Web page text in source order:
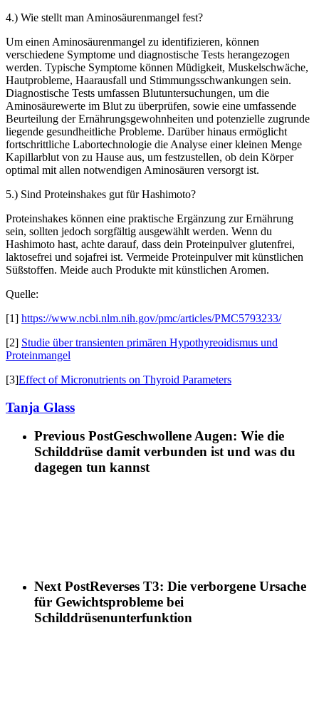
4.) Wie stellt man Aminosäurenmangel fest?
Um einen Aminosäurenmangel zu identifizieren, können
verschiedene Symptome und diagnostische Tests herangezogen
werden. Typische Symptome können Müdigkeit, Muskelschwäche,
Hautprobleme, Haarausfall und Stimmungsschwankungen sein.
Diagnostische Tests umfassen Blutuntersuchungen, um die
Aminosäurewerte im Blut zu überprüfen, sowie eine umfassende
Beurteilung der Ernährungsgewohnheiten und potenzielle zugrunde
liegende gesundheitliche Probleme. Darüber hinaus ermöglicht
fortschrittliche Labortechnologie die Analyse einer kleinen Menge
Kapillarblut von zu Hause aus, um festzustellen, ob dein Körper
optimal mit allen notwendigen Aminosäuren versorgt ist.
5.) Sind Proteinshakes gut für Hashimoto?
Proteinshakes können eine praktische Ergänzung zur Ernährung
sein, sollten jedoch sorgfältig ausgewählt werden. Wenn du
Hashimoto hast, achte darauf, dass dein Proteinpulver glutenfrei,
laktosefrei und sojafrei ist. Vermeide Proteinpulver mit künstlichen
Süßstoffen. Meide auch Produkte mit künstlichen Aromen.
Quelle:
[1] https://www.ncbi.nlm.nih.gov/pmc/articles/PMC5793233/
[2] Studie über transienten primären Hypothyreoidismus und
Proteinmangel
[3]Effect of Micronutrients on Thyroid Parameters
Tanja Glass
Previous PostGeschwollene Augen: Wie die
Schilddrüse damit verbunden ist und was du
dagegen tun kannst
Next PostReverses T3: Die verborgene Ursache
für Gewichtsprobleme bei
Schilddrüsenunterfunktion